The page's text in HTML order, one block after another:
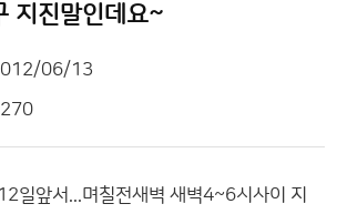
지진말인데요~
06/13
일앞서...며칠전새벽 새벽4~6시사이 지